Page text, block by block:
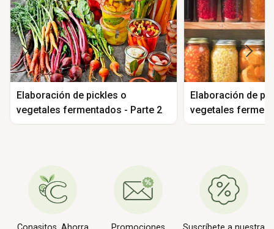
Elaboración de pickles o
vegetales fermentados - Parte 2
Elaboración de
vegetales